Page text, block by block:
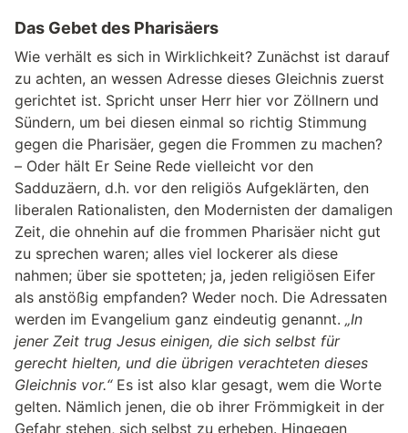
Das Gebet des Pharisäers
Wie verhält es sich in Wirklichkeit? Zunächst ist darauf
zu achten, an wessen Adresse dieses Gleichnis zuerst
gerichtet ist. Spricht unser Herr hier vor Zöllnern und
Sündern, um bei diesen einmal so richtig Stimmung
gegen die Pharisäer, gegen die Frommen zu machen?
– Oder hält Er Seine Rede vielleicht vor den
Sadduzäern, d.h. vor den religiös Aufgeklärten, den
liberalen Rationalisten, den Modernisten der damaligen
Zeit, die ohnehin auf die frommen Pharisäer nicht gut
zu sprechen waren; alles viel lockerer als diese
nahmen; über sie spotteten; ja, jeden religiösen Eifer
als anstößig empfanden? Weder noch. Die Adressaten
werden im Evangelium ganz eindeutig genannt. „In
jener Zeit trug Jesus einigen, die sich selbst für
gerecht hielten, und die übrigen verachteten dieses
Gleichnis vor.“Es ist also klar gesagt, wem die Worte
gelten. Nämlich jenen, die ob ihrer Frömmigkeit in der
Gefahr stehen, sich selbst zu erheben. Hingegen